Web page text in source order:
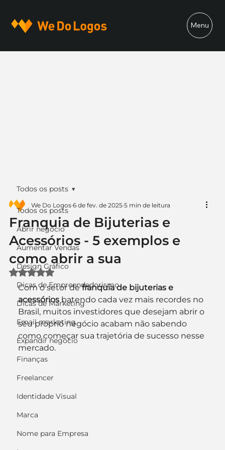
Menu
Todos os posts
Abrir negócio
Aumentar Vendas
Design Gráfico
Dicas de Empreendedorismo
Dicas de Marketing
Email marketing
Expandir negócio
Finanças
Freelancer
Identidade Visual
Marca
Nome para Empresa
Todos os posts
Franquia de Bijuterias e
Acessórios - 5 exemplos e
como abrir a sua
We Do Logos 6 de fev. de 2025 5 min de leitura
Avaliado com NaN de 5 estrelas.
Com o setor de franquia de bijuterias e
acessórios batendo cada vez mais recordes no
Brasil, muitos investidores que desejam abrir o
seu próprio negócio acabam não sabendo
como começar sua trajetória de sucesso nesse
mercado.